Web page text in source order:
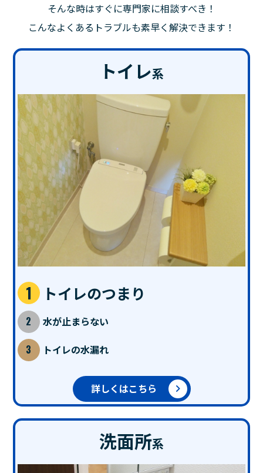
そんな時はすぐに専門家に相談すべき！
こんなよくあるトラブルも素早く解決できます！
トイレ系
トイレのつまり
水が止まらない
トイレの水漏れ
詳しくはこちら
洗面所系